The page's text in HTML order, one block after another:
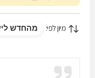
מיון לפי: